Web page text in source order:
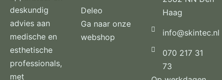
deskundig
advies aan
medische en
esthetische
professionals,
met
Deleo
Ga naar onze
webshop
Haag
info@skintec.nl
070 217 31
73